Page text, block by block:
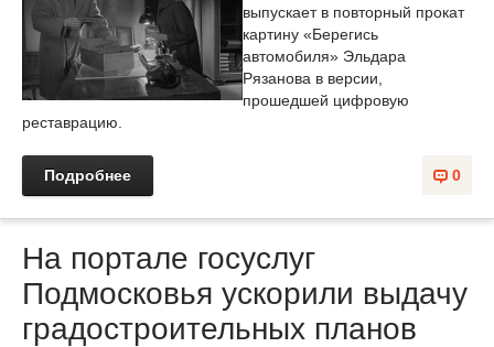
выпускает в повторный прокат
картину «Берегись
автомобиля» Эльдара
Рязанова в версии,
прошедшей цифровую
реставрацию.
0
Подробнее
На портале госуслуг
Подмосковья ускорили выдачу
градостроительных планов